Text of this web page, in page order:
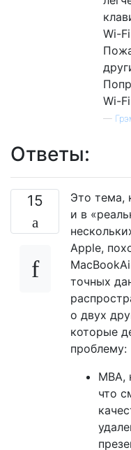
Wi-
Wi-
—
Ответы:
15
Это тема,
и в
Apple,
точных
о двух
которые
проблему:
MBA,
что